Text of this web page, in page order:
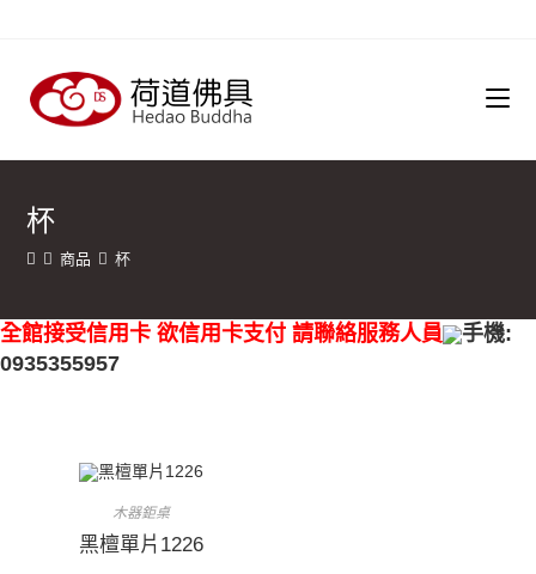
杯
商品 杯
全館接受信用卡 欲信用卡支付 請聯絡服務人員
手機:
0935355957
木器鉅桌
黑檀單片1226